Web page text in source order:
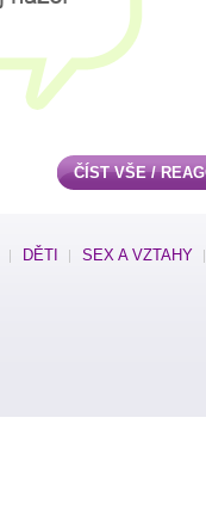
ČÍST VŠE /
DĚTI SEX A VZTAHY